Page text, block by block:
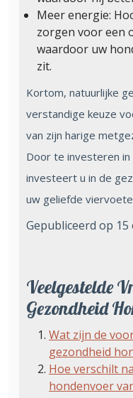
Meer energie:
zorgen voor een
waardoor uw
zit.
Kortom, natuurlijke
verstandige keuze
van zijn harige
Door te investeren
investeert u in de
uw geliefde
Gepubliceerd op
Veelgestelde
Gezondheid
Wat zijn de
gezondheid
Hoe verschilt
hondenvoer